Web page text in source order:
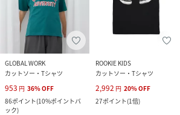
GLOBAL WORK
カットソー・Tシャツ
953 円 36%OFF
86ポイント(10%ポイントバ
ック)
ROOKIE KIDS
カットソー・Tシャツ
2,992 円 20%OFF
27ポイント(1倍)